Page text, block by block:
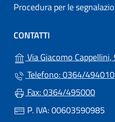
Procedura per le
CONTATTI
Via Giacomo
Telefono: 0364/494010
Fax: 0364/495000
P. IVA: 00603590985